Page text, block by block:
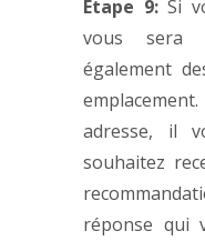
Étape 9:Si
vous sera
également
adresse, il
souhaitez
réponse qui